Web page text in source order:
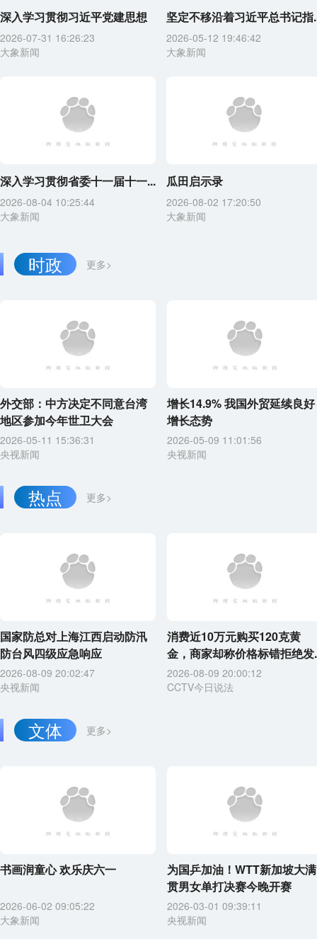
深入学习贯彻习近平党建思想
2026-07-31 16:26:23
大象新闻
坚定不移沿着习近平总书记指
2026-05-12 19:46:42
大象新闻
深入学习贯彻省委十一届十一...
2026-08-04 10:25:44
大象新闻
瓜田启示录
2026-08-02 17:20:50
大象新闻
更多>
时政
外交部：中方决定不同意台湾
地区参加今年世卫大会
2026-05-11 15:36:31
央视新闻
增长14.9% 我国外贸延续良好
增长态势
2026-05-09 11:01:56
央视新闻
更多>
热点
国家防总对上海江西启动防汛
防台风四级应急响应
2026-08-09 20:02:47
央视新闻
消费近10万元购买120克黄
金，商家却称价格标错拒绝发
2026-08-09 20:00:12
CCTV今日说法
更多>
文体
书画润童心 欢乐庆六一
2026-06-02 09:05:22
大象新闻
为国乒加油！WTT新加坡大满
贯男女单打决赛今晚开赛
2026-03-01 09:39:11
央视新闻